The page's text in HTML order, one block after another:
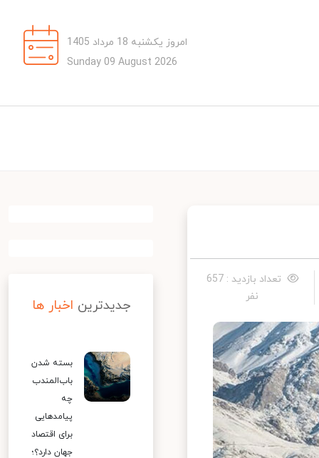
امروز یکشنبه 18 مرداد 1405
Sunday 09 August 2026
تعداد بازدید : 657
نفر
جدیدترین اخبار ها
بسته شدن
باب‌المندب
چه
پیامدهایی
برای اقتصاد
جهان دارد؟؛